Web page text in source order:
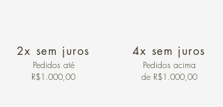
2x sem juros
Pedidos até
R$1.000,00
4x sem juros
Pedidos acima
de R$1.000,00